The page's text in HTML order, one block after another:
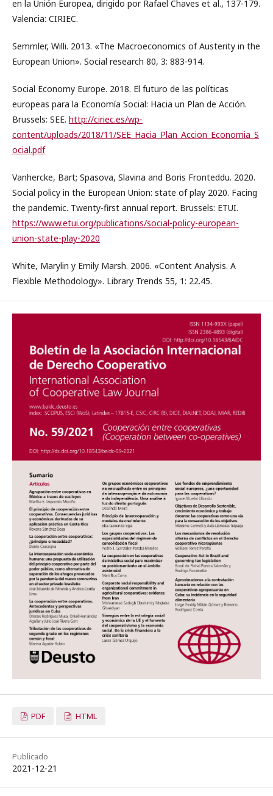
en la Unión Europea, dirigido por Rafael Chaves et al., 137-179.
Valencia: CIRIEC.
Semmler, Willi. 2013. «The Macroeconomics of Austerity in the
European Union». Social research 80, 3: 883-914.
Social Economy Europe. 2018. El futuro de las políticas
europeas para la Economía Social: Hacia un Plan de Acción.
Brussels: SEE. http://ciriec.es/wp-
content/uploads/2018/11/SEE_Hacia_Plan_Accion_Economia_S
ocial.pdf
Vanhercke, Bart; Spasova, Slavina and Boris Fronteddu. 2020.
Social policy in the European Union: state of play 2020. Facing
the pandemic. Twenty-first annual report. Brussels: ETUI.
https://www.etui.org/publications/social-policy-european-
union-state-play-2020
White, Marylin y Emily Marsh. 2006. «Content Analysis. A
Flexible Methodology». Library Trends 55, 1: 22.45.
PDF HTML
Publicado
2021-12-21